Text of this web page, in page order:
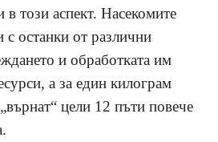
този аспект. Насекомите
с останки от различни
и обработката им
а за един килограм
цели 12 пъти повече